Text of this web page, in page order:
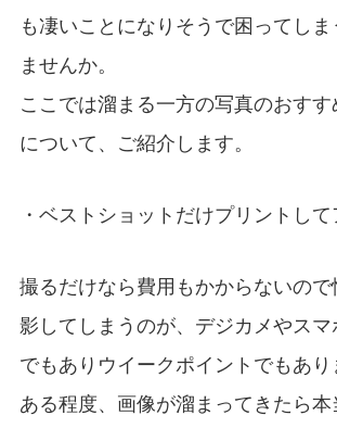
も凄いことになりそうで困ってしま
ませんか。
ここでは溜まる一方の写真のおす
について、ご紹介します。
・ベストショットだけプリントし
撮るだけなら費用もかからないの
影してしまうのが、デジカメやスマ
でもありウイークポイントでもあり
ある程度、画像が溜まってきたら